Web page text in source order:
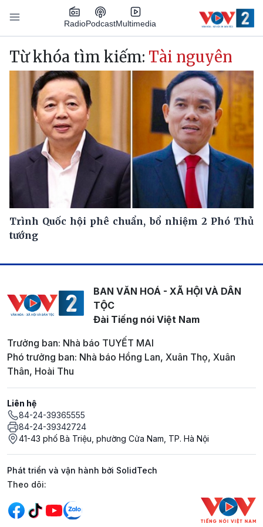
Nhảy đến nội dung
RadioPodcastMultimedia
Main navigation
Từ khóa tìm kiếm: Tài nguyên
Trình Quốc hội phê chuẩn, bổ nhiệm 2 Phó Thủ
tướng
BAN VĂN HOÁ - XÃ HỘI VÀ DÂN
TỘC
Đài Tiếng nói Việt Nam
Trưởng ban: Nhà báo TUYẾT MAI
Phó trưởng ban: Nhà báo Hồng Lan, Xuân Thọ, Xuân
Thân, Hoài Thu
Liên hệ
84-24-39365555
84-24-39342724
41-43 phố Bà Triệu, phường Cửa Nam, TP. Hà Nội
Phát triển và vận hành bởi SolidTech
Mạng xã hội
Theo dõi: